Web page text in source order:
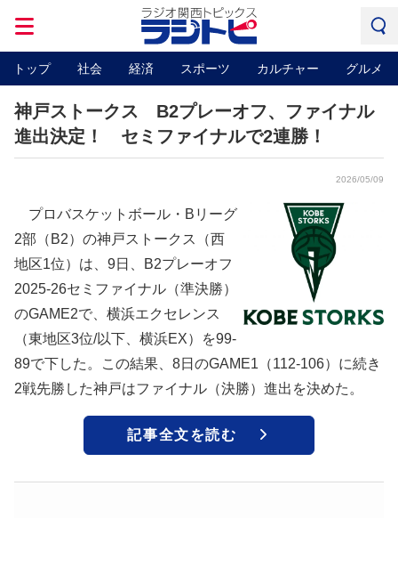
トップ 社会 経済 スポーツ カルチャー グルメ
神戸ストークス B2プレーオフ、ファイナル
進出決定！ セミファイナルで2連勝！
2026/05/09
プロバスケットボール・Bリーグ
2部（B2）の神戸ストークス（西
地区1位）は、9日、B2プレーオフ
2025-26セミファイナル（準決勝）
のGAME2で、横浜エクセレンス
（東地区3位/以下、横浜EX）を99-
89で下した。この結果、8日のGAME1（112-106）に続き
2戦先勝した神戸はファイナル（決勝）進出を決めた。
記事全文を読む